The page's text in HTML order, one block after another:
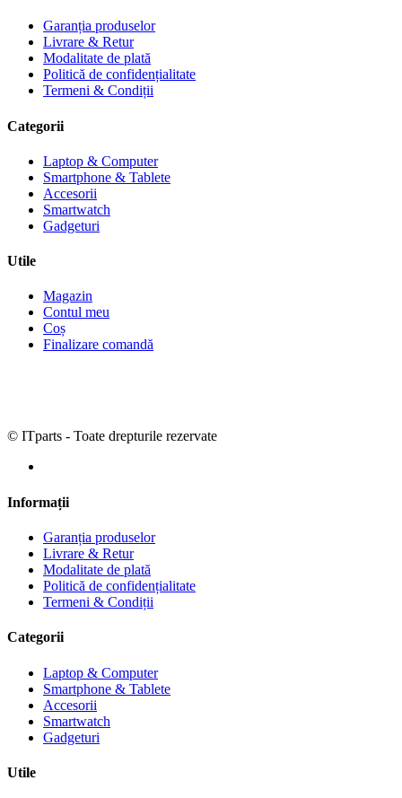
Garanția produselor
Livrare & Retur
Modalitate de plată
Politică de confidențialitate
Termeni & Condiții
Categorii
Laptop & Computer
Smartphone & Tablete
Accesorii
Smartwatch
Gadgeturi
Utile
Magazin
Contul meu
Coș
Finalizare comandă
© ITparts - Toate drepturile rezervate
Informații
Garanția produselor
Livrare & Retur
Modalitate de plată
Politică de confidențialitate
Termeni & Condiții
Categorii
Laptop & Computer
Smartphone & Tablete
Accesorii
Smartwatch
Gadgeturi
Utile